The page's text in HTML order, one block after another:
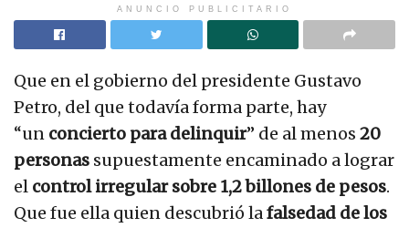
ANUNCIO PUBLICITARIO
Que en el gobierno del presidente Gustavo
Petro, del que todavía forma parte, hay
“un concierto para delinquir” de al menos 20
personas supuestamente encaminado a lograr
el control irregular sobre 1,2 billones de pesos.
Que fue ella quien descubrió lafalsedad de los